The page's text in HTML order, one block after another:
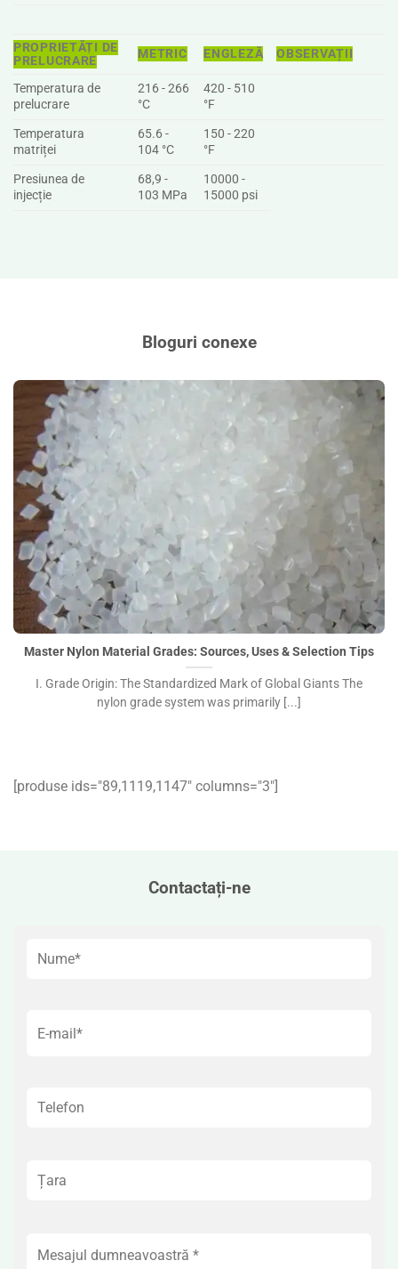
PROPRIETĂȚI DE
PRELUCRARE
METRIC ENGLEZĂ OBSERVAȚII
Temperatura de
prelucrare
216 - 266
°C
420 - 510
°F
Temperatura
matriței
65.6 -
104 °C
150 - 220
°F
Presiunea de
injecție
68,9 -
103 MPa
10000 -
15000 psi
Bloguri conexe
Master Nylon Material Grades: Sources, Uses & Selection
Tips">
Master Nylon Material Grades: Sources, Uses & Selection Tips
I. Grade Origin: The Standardized Mark of Global Giants The
nylon grade system was primarily [...]
[produse ids="89,1119,1147″ columns="3″]
Contactați-ne